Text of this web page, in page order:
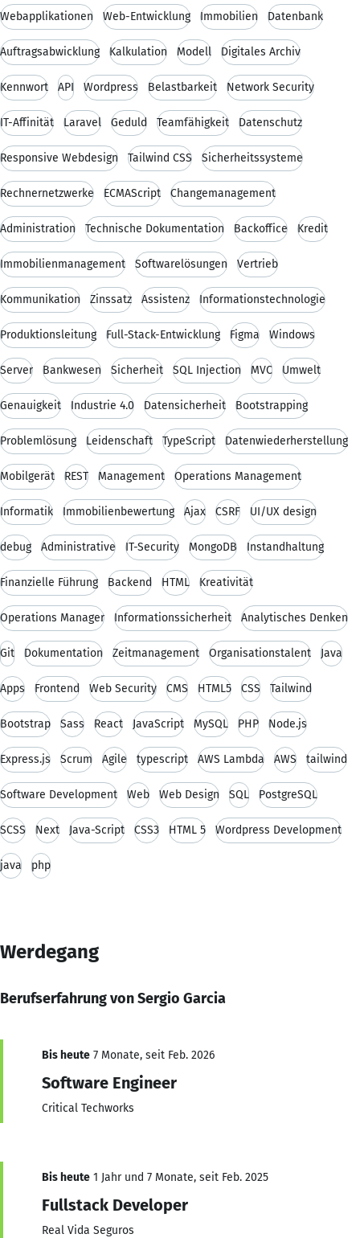
Webapplikationen Web-Entwicklung Immobilien Datenbank
Auftragsabwicklung Kalkulation Modell Digitales Archiv
Kennwort API Wordpress Belastbarkeit Network Security
IT-Affinität Laravel Geduld Teamfähigkeit Datenschutz
Responsive Webdesign Tailwind CSS Sicherheitssysteme
Rechnernetzwerke ECMAScript Changemanagement
Administration Technische Dokumentation Backoffice Kredit
Immobilienmanagement Softwarelösungen Vertrieb
Kommunikation Zinssatz Assistenz Informationstechnologie
Produktionsleitung Full-Stack-Entwicklung Figma Windows
Server Bankwesen Sicherheit SQL Injection MVC Umwelt
Genauigkeit Industrie 4.0 Datensicherheit Bootstrapping
Problemlösung Leidenschaft TypeScript Datenwiederherstellung
Mobilgerät REST Management Operations Management
Informatik Immobilienbewertung Ajax CSRF UI/UX design
debug Administrative IT-Security MongoDB Instandhaltung
Finanzielle Führung Backend HTML Kreativität
Operations Manager Informationssicherheit Analytisches Denken
Git Dokumentation Zeitmanagement Organisationstalent Java
Apps Frontend Web Security CMS HTML5 CSS Tailwind
Bootstrap Sass React JavaScript MySQL PHP Node.js
Express.js Scrum Agile typescript AWS Lambda AWS tailwind
Software Development Web Web Design SQL PostgreSQL
SCSS Next Java-Script CSS3 HTML 5 Wordpress Development
java php
Werdegang
Berufserfahrung von Sergio Garcia
Bis heute 7 Monate, seit Feb. 2026
Software Engineer
Critical Techworks
Bis heute 1 Jahr und 7 Monate, seit Feb. 2025
Fullstack Developer
Real Vida Seguros